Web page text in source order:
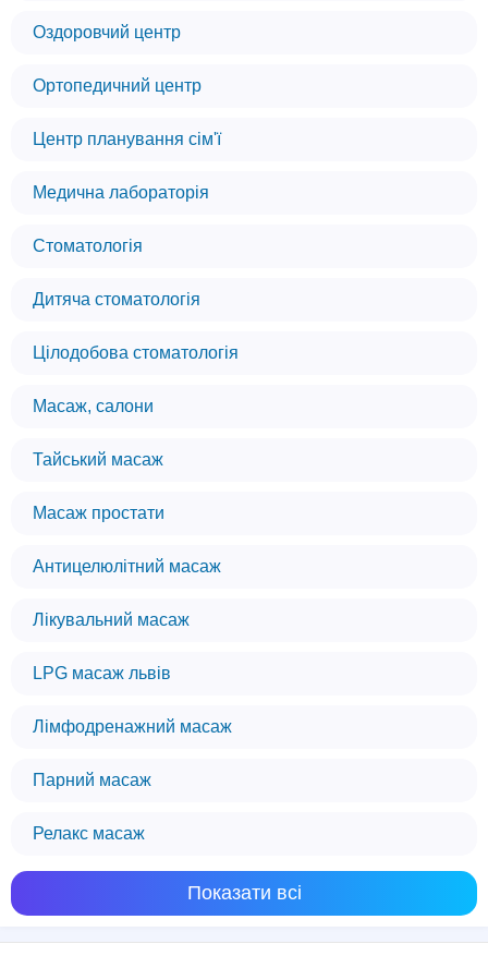
Оздоровчий центр
Ортопедичний центр
Центр планування сім'ї
Медична лабораторія
Стоматологія
Дитяча стоматологія
Цілодобова стоматологія
Масаж, салони
Тайський масаж
Масаж простати
Антицелюлітний масаж
Лікувальний масаж
LPG масаж львів
Лімфодренажний масаж
Парний масаж
Релакс масаж
Показати всі